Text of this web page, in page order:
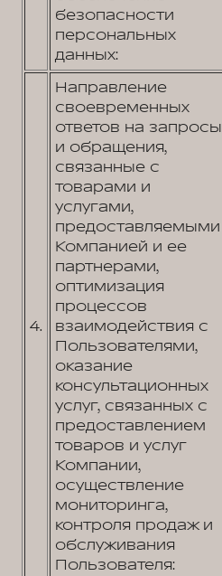
безопасности
персональных
данных:
4.
Направление
своевременных
ответов на запросы
и обращения,
связанные с
товарами и
услугами,
предоставляемыми
Компанией и ее
партнерами,
оптимизация
процессов
взаимодействия с
Пользователями,
оказание
консультационных
услуг, связанных с
предоставлением
товаров и услуг
Компании,
осуществление
мониторинга,
контроля продаж и
обслуживания
Пользователя: